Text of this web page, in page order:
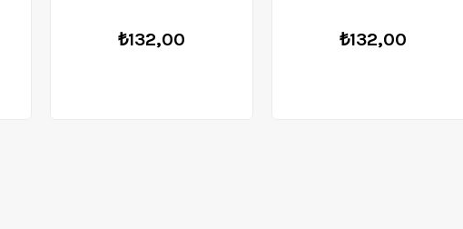
₺132,00 ₺132,00